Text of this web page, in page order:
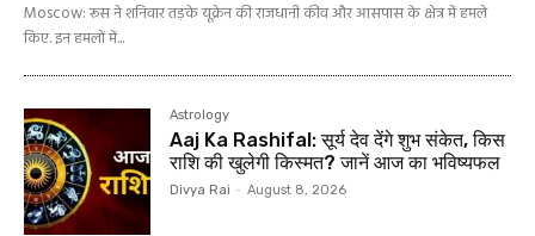
Moscow: रूस ने शनिवार तड़के यूक्रेन की राजधानी कीव और आसपास के क्षेत्र में हमले
किए. इन हमलों में...
Astrology
Aaj Ka Rashifal: सूर्य देव देंगे शुभ संकेत, किस
राशि की खुलेगी किस्मत? जानें आज का भविष्यफल
Divya Rai - August 8, 2026